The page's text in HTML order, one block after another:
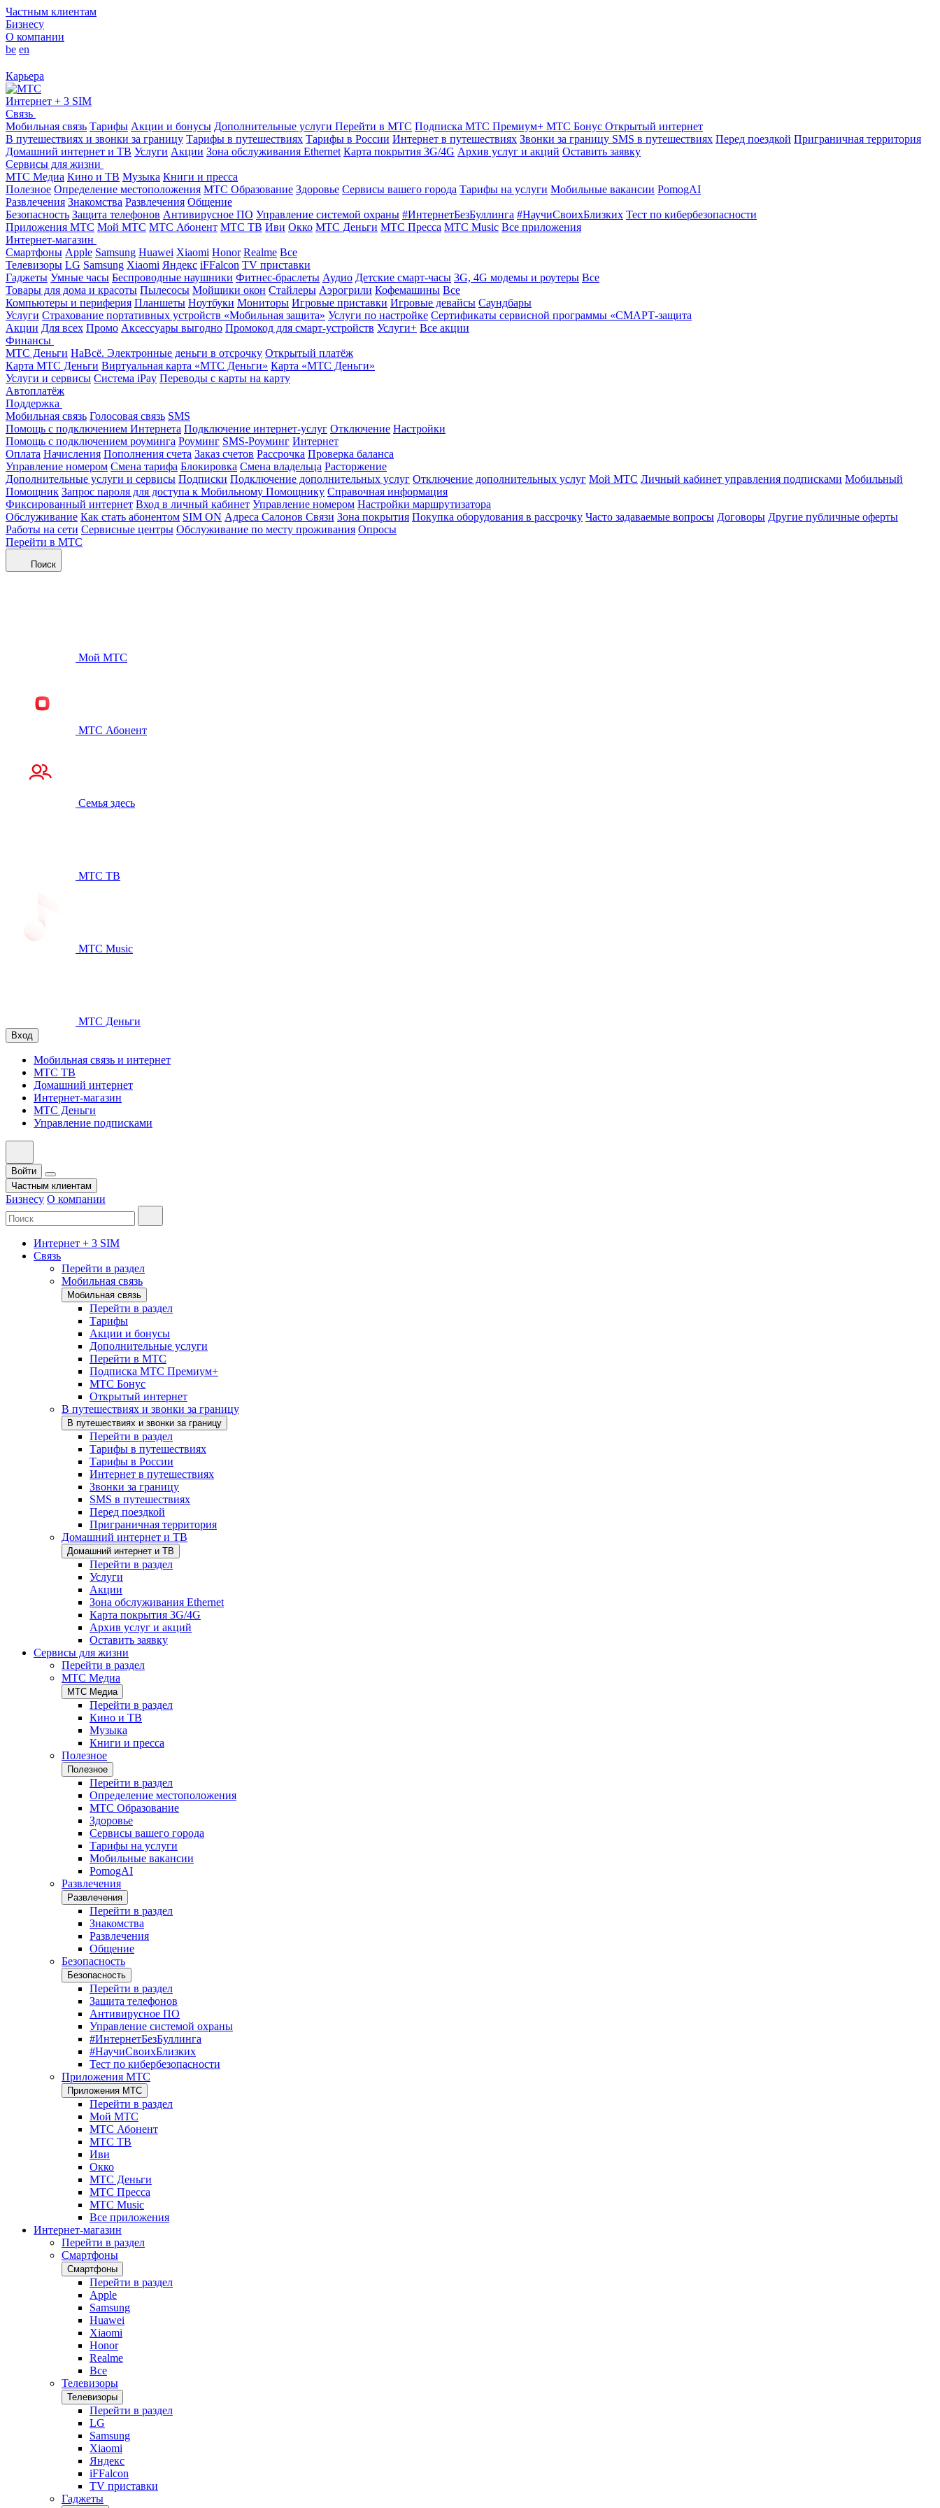
Частным клиентам
Бизнесу
О компании
be en
Карьера
Интернет + 3 SIM
Связь
Мобильная связь Тарифы Акции и бонусы Дополнительные услуги Перейти в МТС Подписка МТС Премиум+ МТС Бонус Открытый интернет
В путешествиях и звонки за границу Тарифы в путешествиях Тарифы в России Интернет в путешествиях Звонки за границу SMS в путешествиях Перед поездкой Приграничная территория
Домашний интернет и ТВ Услуги Акции Зона обслуживания Ethernet Карта покрытия 3G/4G Архив услуг и акций Оставить заявку
Сервисы для жизни
МТС Медиа Кино и ТВ Музыка Книги и пресса
Полезное Определение местоположения МТС Образование Здоровье Сервисы вашего города Тарифы на услуги Мобильные вакансии PomogAI
Развлечения Знакомства Развлечения Общение
Безопасность Защита телефонов Антивирусное ПО Управление системой охраны #ИнтернетБезБуллинга #НаучиСвоихБлизких Тест по кибербезопасности
Приложения МТС Мой МТС МТС Абонент МТС ТВ Иви Окко МТС Деньги МТС Пресса МТС Music Все приложения
Интернет-магазин
Смартфоны Apple Samsung Huawei Xiaomi Honor Realme Все
Телевизоры LG Samsung Xiaomi Яндекс iFFalcon TV приставки
Гаджеты Умные часы Беспроводные наушники Фитнес-браслеты Аудио Детские смарт-часы 3G, 4G модемы и роутеры Все
Товары для дома и красоты Пылесосы Мойщики окон Стайлеры Аэрогрили Кофемашины Все
Компьютеры и периферия Планшеты Ноутбуки Мониторы Игровые приставки Игровые девайсы Саундбары
Услуги Страхование портативных устройств «Мобильная защита» Услуги по настройке Сертификаты сервисной программы «СМАРТ-защита
Акции Для всех Промо Аксессуары выгодно Промокод для смарт-устройств Услуги+ Все акции
Финансы
МТС Деньги НаВсё. Электронные деньги в отсрочку Открытый платёж
Карта МТС Деньги Виртуальная карта «МТС Деньги» Карта «МТС Деньги»
Услуги и сервисы Система iPay Переводы с карты на карту
Автоплатёж
Поддержка
Мобильная связь Голосовая связь SMS
Помощь с подключением Интернета Подключение интернет-услуг Отключение Настройки
Помощь с подключением роуминга Роуминг SMS-Роуминг Интернет
Оплата Начисления Пополнения счета Заказ счетов Рассрочка Проверка баланса
Управление номером Смена тарифа Блокировка Смена владельца Расторжение
Дополнительные услуги и сервисы Подписки Подключение дополнительных услуг Отключение дополнительных услуг Мой МТС Личный кабинет управления подписками Мобильный
Помощник Запрос пароля для доступа к Мобильному Помощнику Справочная информация
Фиксированный интернет Вход в личный кабинет Управление номером Настройки маршрутизатора
Обслуживание Как стать абонентом SIM ON Адреса Салонов Связи Зона покрытия Покупка оборудования в рассрочку Часто задаваемые вопросы Договоры Другие публичные оферты
Работы на сети Сервисные центры Обслуживание по месту проживания Опросы
Перейти в МТС
Поиск
Мой МТС
МТС Абонент
Семья здесь
МТС ТВ
МТС Music
МТС Деньги
Вход
Мобильная связь и интернет
МТС ТВ
Домашний интернет
Интернет-магазин
МТС Деньги
Управление подписками
Войти
Частным клиентам
Бизнесу О компании
Интернет + 3 SIM
Связь
Перейти в раздел
Мобильная связь
Мобильная связь
Перейти в раздел
Тарифы
Акции и бонусы
Дополнительные услуги
Перейти в МТС
Подписка МТС Премиум+
МТС Бонус
Открытый интернет
В путешествиях и звонки за границу
В путешествиях и звонки за границу
Перейти в раздел
Тарифы в путешествиях
Тарифы в России
Интернет в путешествиях
Звонки за границу
SMS в путешествиях
Перед поездкой
Приграничная территория
Домашний интернет и ТВ
Домашний интернет и ТВ
Перейти в раздел
Услуги
Акции
Зона обслуживания Ethernet
Карта покрытия 3G/4G
Архив услуг и акций
Оставить заявку
Сервисы для жизни
Перейти в раздел
МТС Медиа
МТС Медиа
Перейти в раздел
Кино и ТВ
Музыка
Книги и пресса
Полезное
Полезное
Перейти в раздел
Определение местоположения
МТС Образование
Здоровье
Сервисы вашего города
Тарифы на услуги
Мобильные вакансии
PomogAI
Развлечения
Развлечения
Перейти в раздел
Знакомства
Развлечения
Общение
Безопасность
Безопасность
Перейти в раздел
Защита телефонов
Антивирусное ПО
Управление системой охраны
#ИнтернетБезБуллинга
#НаучиСвоихБлизких
Тест по кибербезопасности
Приложения МТС
Приложения МТС
Перейти в раздел
Мой МТС
МТС Абонент
МТС ТВ
Иви
Окко
МТС Деньги
МТС Пресса
МТС Music
Все приложения
Интернет-магазин
Перейти в раздел
Смартфоны
Смартфоны
Перейти в раздел
Apple
Samsung
Huawei
Xiaomi
Honor
Realme
Все
Телевизоры
Телевизоры
Перейти в раздел
LG
Samsung
Xiaomi
Яндекс
iFFalcon
TV приставки
Гаджеты